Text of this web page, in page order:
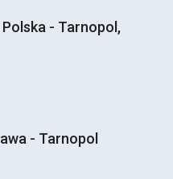
- Tarnopol,
- Tarnopol